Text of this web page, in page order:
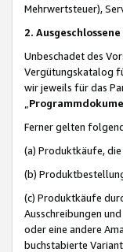
Mehrwertsteuer),
2.
Unbeschadet des
Vergütungskatalog
wir jeweils für das
Ferner gelten
(a) Produktkäufe,
(b)
(c) Produktkäufe
Ausschreibungen
oder eine andere
buchstabierte